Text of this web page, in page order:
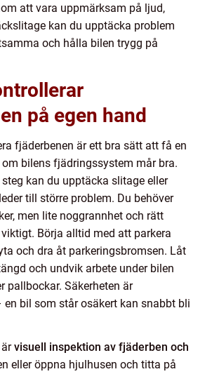
att vara uppmärksam på ljud,
kan du upptäcka problem
och hålla bilen trygg på
på egen hand
fjäderbenen är ett bra sätt att få en
bilens fjädringssystem mår bra.
kan du upptäcka slitage eller
till större problem. Du behöver
men lite noggrannhet och rätt
Börja alltid med att parkera
och dra åt parkeringsbromsen. Låt
och undvik arbete under bilen
pallbockar. Säkerheten är
bil som står osäkert kan snabbt bli
visuell inspektion av fjäderben och
eller öppna hjulhusen och titta på